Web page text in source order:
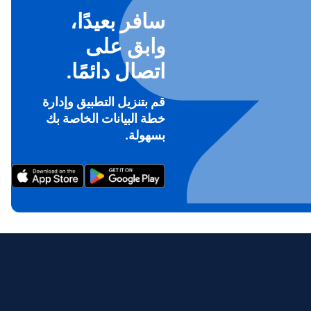
To
in
سافر بعيدًا،
وابق على
اتصال دائمًا.
قم بتنزيل التطبيق وإدارة
خطة البيانات الخاصة بك
بسهولة.